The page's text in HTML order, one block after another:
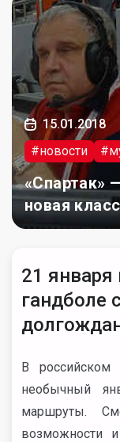
15.01.2018
#новости
«Спартак»
новая
21 января
гандболе
В
необычный
маршруты.
возможности